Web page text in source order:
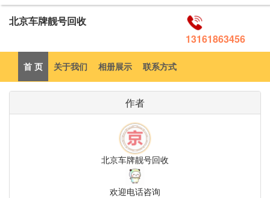
北京车牌靓号回收
13161863456
首 页 关于我们 相册展示 联系方式
作者
北京车牌靓号回收
欢迎电话咨询